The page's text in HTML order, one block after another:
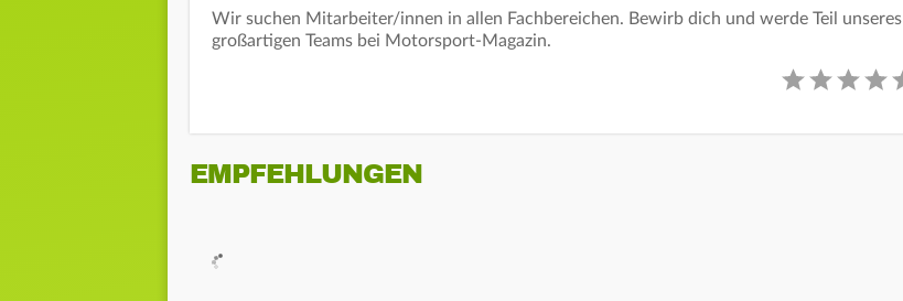
Wir suchen Mitarbeiter/innen in allen Fachbereichen. Bewirb dich und werde Teil unseres
großartigen Teams bei Motorsport-Magazin.
EMPFEHLUNGEN